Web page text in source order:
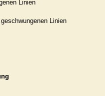
Linien
Linien